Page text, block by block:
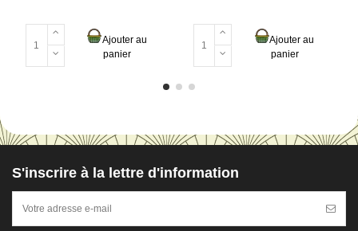
Ajouter au
panier
Ajouter au
panier
S'inscrire à la lettre d'information